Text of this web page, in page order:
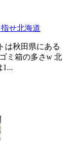
せ北海道
は秋田県にある
ミ箱の多さw 北
1...